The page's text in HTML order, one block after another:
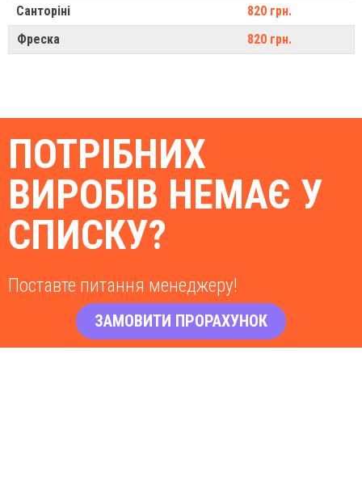
Санторіні
820 грн.
Фреска
820 грн.
ПОТРІБНИХ
ВИРОБІВ НЕМАЄ У
СПИСКУ?
Поставте питання менеджеру!
ЗАМОВИТИ ПРОРАХУНОК